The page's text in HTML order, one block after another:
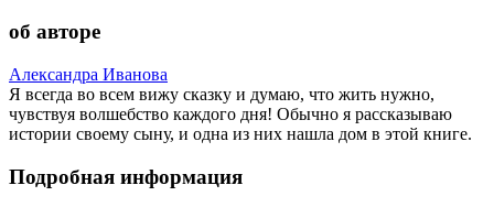
об авторе
Александра Иванова
Я всегда во всем вижу сказку и думаю, что жить нужно,
чувствуя волшебство каждого дня! Обычно я рассказываю
истории своему сыну, и одна из них нашла дом в этой книге.
Подробная информация